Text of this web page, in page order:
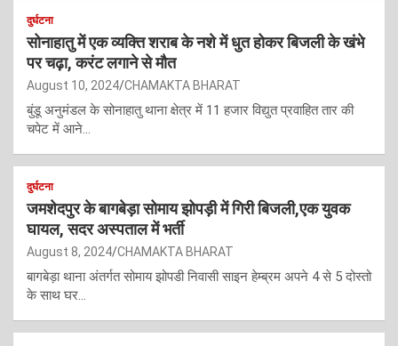
दुर्घटना
सोनाहातु में एक व्यक्ति शराब के नशे में धुत होकर बिजली के खंभे
पर चढ़ा, करंट लगाने से मौत
August 10, 2024 CHAMAKTA BHARAT
बुंडू अनुमंडल के सोनाहातु थाना क्षेत्र में 11 हजार विद्युत प्रवाहित तार की
चपेट में आने…
दुर्घटना
जमशेदपुर के बागबेड़ा सोमाय झोपड़ी में गिरी बिजली,एक युवक
घायल, सदर अस्पताल में भर्ती
August 8, 2024 CHAMAKTA BHARAT
बागबेड़ा थाना अंतर्गत सोमाय झोपडी निवासी साइन हेम्ब्रम अपने 4 से 5 दोस्तो
के साथ घर…